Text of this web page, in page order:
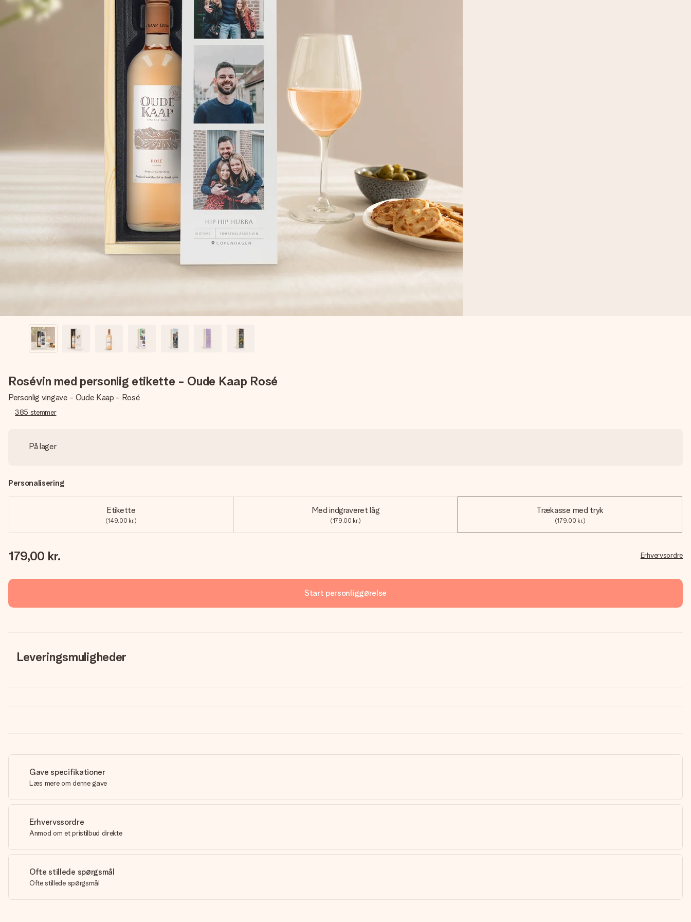
Rosévin med personlig etikette - Oude Kaap Rosé
Personlig vingave - Oude Kaap - Rosé
385 stemmer
På lager
Personalisering
Etikette
(149,00 kr.)
Med indgraveret låg
(179,00 kr.)
Trækasse med tryk
(179,00 kr.)
179,00 kr. Erhvervsordre
Start personliggørelse
Leveringsmuligheder
Gave specifikationer
Læs mere om denne gave
Erhvervssordre
Anmod om et pristilbud direkte
Ofte stillede spørgsmål
Ofte stillede spørgsmål